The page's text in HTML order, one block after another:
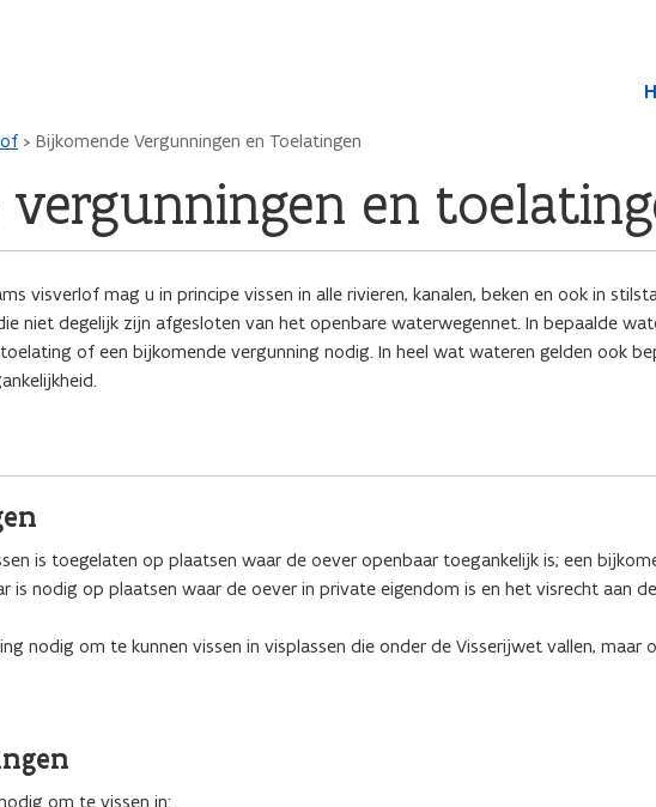
inhoud
gaan
Bijkomende Vergunningen en Toelatingen
en
visverlof mag u in principe vissen in alle rivieren, kanalen, beken en ook in
niet degelijk zijn afgesloten van het openbare waterwegennet. In bepaalde
of een bijkomende vergunning nodig. In heel wat wateren gelden ook
is toegelaten op plaatsen waar de oever openbaar toegankelijk is; een
is nodig op plaatsen waar de oever in private eigendom is en het visrecht aan de
nodig om te kunnen vissen in visplassen die onder de Visserijwet vallen, maar
om te vissen in: